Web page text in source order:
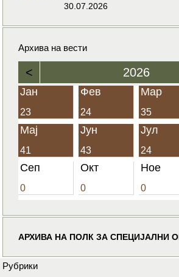
30.07.2026
Архива на вести
< 2026
Јан
23
Фев
24
Мар
35
Мај
41
Јун
43
Јул
24
Сеп
0
Окт
0
Ное
0
АРХИВА НА ПОЛК ЗА СПЕЦИЈАЛНИ
Рубрики